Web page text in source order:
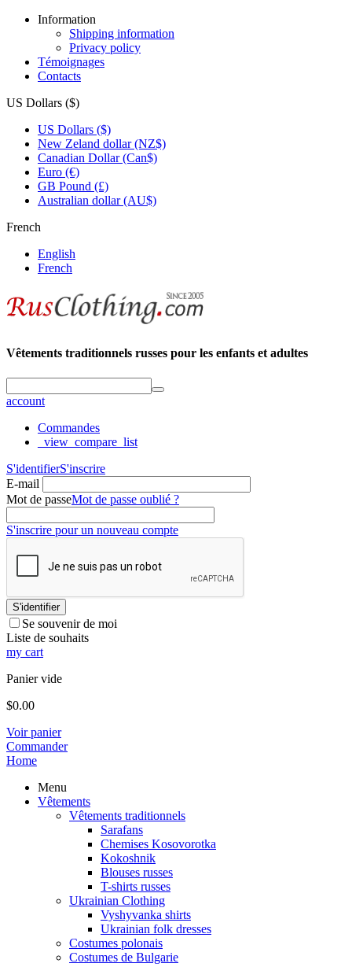
Information
Shipping information
Privacy policy
Témoignages
Contacts
US Dollars ($)
US Dollars ($)
New Zeland dollar (NZ$)
Canadian Dollar (Can$)
Euro (€)
GB Pound (£)
Australian dollar (AU$)
French
English
French
Vêtements traditionnels russes pour les enfants et adultes
account
Commandes
_view_compare_list
S'identifierS'inscrire
E-mail
Mot de passeMot de passe oublié ?
S'inscrire pour un nouveau compte
S'identifier
Se souvenir de moi
Liste de souhaits
my cart
Panier vide
$0.00
Voir panier
Commander
Home
Menu
Vêtements
Vêtements traditionnels
Sarafans
Chemises Kosovorotka
Kokoshnik
Blouses russes
T-shirts russes
Ukrainian Clothing
Vyshyvanka shirts
Ukrainian folk dresses
Costumes polonais
Costumes de Bulgarie